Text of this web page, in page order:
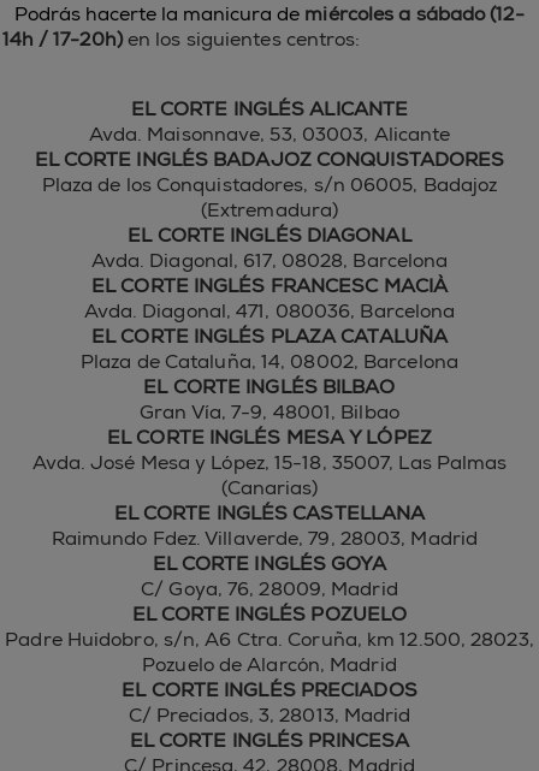
Podrás hacerte la manicura de miércoles a sábado (12-
14h / 17-20h)en los siguientes centros:
EL CORTE INGLÉS ALICANTE
Avda. Maisonnave, 53, 03003, Alicante
EL CORTE INGLÉS BADAJOZ CONQUISTADORES
Plaza de los Conquistadores, s/n 06005, Badajoz
(Extremadura)
EL CORTE INGLÉS DIAGONAL
Avda. Diagonal, 617, 08028, Barcelona
EL CORTE INGLÉS FRANCESC MACIÀ
Avda. Diagonal, 471, 080036, Barcelona
EL CORTE INGLÉS PLAZA CATALUÑA
Plaza de Cataluña, 14, 08002, Barcelona
EL CORTE INGLÉS BILBAO
Gran Vía, 7-9, 48001, Bilbao
EL CORTE INGLÉS MESA Y LÓPEZ
Avda. José Mesa y López, 15-18, 35007, Las Palmas
(Canarias)
EL CORTE INGLÉS CASTELLANA
Raimundo Fdez. Villaverde, 79, 28003, Madrid
EL CORTE INGLÉS GOYA
C/ Goya, 76, 28009, Madrid
EL CORTE INGLÉS POZUELO
Padre Huidobro, s/n, A6 Ctra. Coruña, km 12.500, 28023,
Pozuelo de Alarcón, Madrid
EL CORTE INGLÉS PRECIADOS
C/ Preciados, 3, 28013, Madrid
EL CORTE INGLÉS PRINCESA
C/ Princesa, 42, 28008, Madrid